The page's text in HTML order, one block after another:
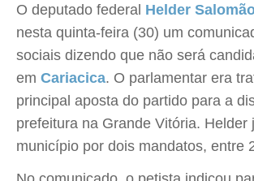
O deputado federal Helder
nesta quinta-feira (30) um
sociais dizendo que não será
em Cariacica. O parlamentar era
principal aposta do partido para a
prefeitura na Grande Vitória. Helder
município por dois mandatos, entre